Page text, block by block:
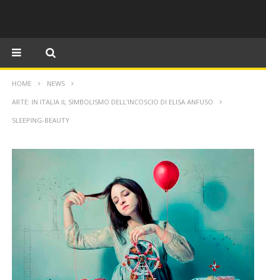
HOME NEWS
ARTE: IN ITALIA IL SIMBOLISMO DELL’INCOSCIO DI ELISA ANFUSO
SLEEPING-BEAUTY